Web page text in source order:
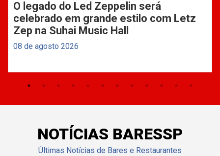
O legado do Led Zeppelin será
celebrado em grande estilo com Letz
Zep na Suhai Music Hall
08 de agosto 2026
NOTÍCIAS BARESSP
Últimas Notícias de Bares e Restaurantes